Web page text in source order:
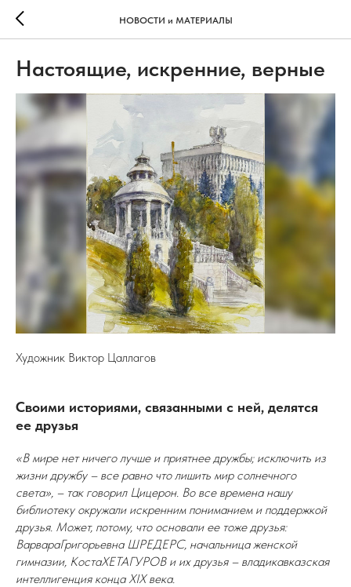
НОВОСТИ и МАТЕРИАЛЫ
Настоящие, искренние, верные
Художник Виктор Цаллагов
Своими историями, связанными с ней, делятся
ее друзья
«В мире нет ничего лучше и приятнее дружбы; исключить из
жизни дружбу – все равно что лишить мир солнечного
света», – так говорил Цицерон. Во все времена нашу
библиотеку окружали искренним пониманием и поддержкой
друзья. Может, потому, что основали ее тоже друзья:
ВарвараГригорьевна ШРЕДЕРС, начальница женской
гимназии, КостаХЕТАГУРОВ и их друзья – владикавказская
интеллигенция конца XIX века.